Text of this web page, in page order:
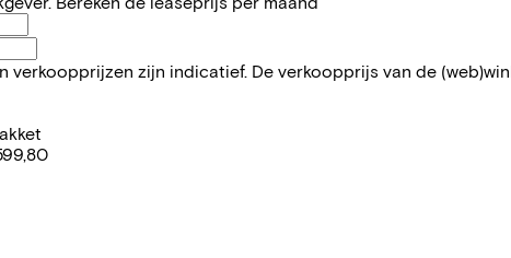
verkoopprijzen zijn indicatief. De verkoopprijs van de